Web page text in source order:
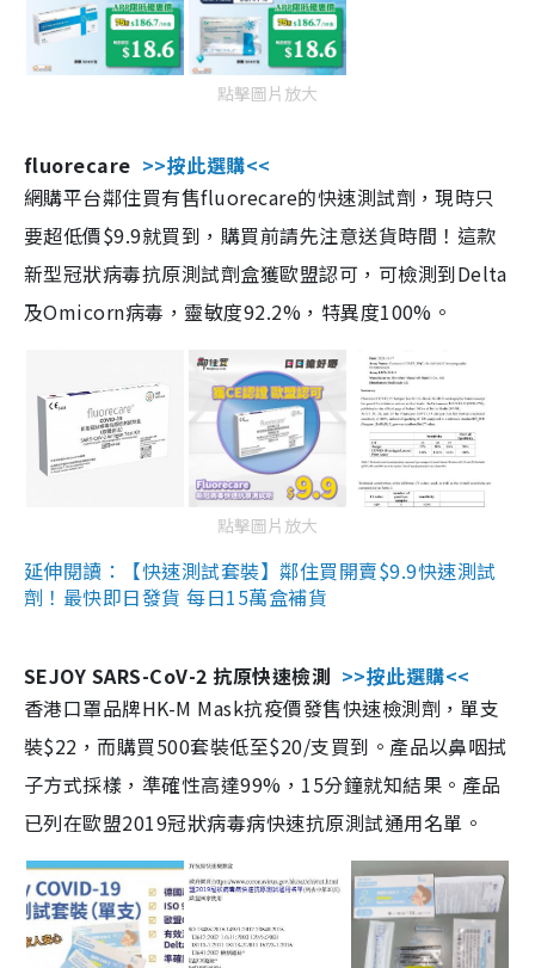
點擊圖片放大
fluorecare >>按此選購<<
網購平台鄰住買有售fluorecare的快速測試劑，現時只
要超低價$9.9就買到，購買前請先注意送貨時間！這款
新型冠狀病毒抗原測試劑盒獲歐盟認可，可檢測到Delta
及Omicorn病毒，靈敏度92.2%，特異度100%。
點擊圖片放大
延伸閱讀：【快速測試套裝】鄰住買開賣$9.9快速測試
劑！最快即日發貨 每日15萬盒補貨
SEJOY SARS-CoV-2 抗原快速檢測 >>按此選購<<
香港口罩品牌HK-M Mask抗疫價發售快速檢測劑，單支
裝$22，而購買500套裝低至$20/支買到。產品以鼻咽拭
子方式採樣，準確性高達99%，15分鐘就知結果。產品
已列在歐盟2019冠狀病毒病快速抗原測試通用名單。